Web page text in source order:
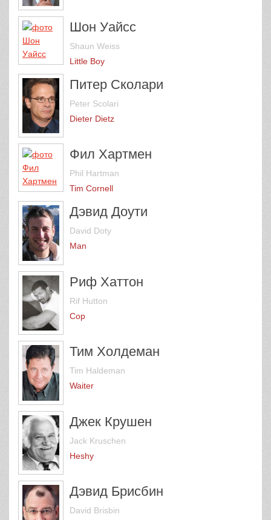
Шон Уайсс
Shaun Weiss
Little Boy
Питер Сколари
Peter Scolari
Dieter Dietz
Фил Хартмен
Phil Hartman
Tim Cornell
Дэвид Доути
David Doty
Man
Риф Хаттон
Rif Hutton
Cop
Тим Холдеман
Tim Haldeman
Waiter
Джек Крушен
Jack Kruschen
Heshy
Дэвид Брисбин
David Brisbin